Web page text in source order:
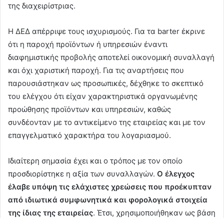
της διαχειρίστριας.
Η ΔΕΔ απέρριψε τους ισχυρισμούς. Για τα barter έκρινε
ότι η παροχή προϊόντων ή υπηρεσιών έναντι
διαφημιστικής προβολής αποτελεί οικονομική συναλλαγή
και όχι χαριστική παροχή. Για τις αναρτήσεις που
παρουσιάστηκαν ως προσωπικές, δέχθηκε το σκεπτικό
του ελέγχου ότι είχαν χαρακτηριστικά οργανωμένης
προώθησης προϊόντων και υπηρεσιών, καθώς
συνδέονταν με το αντικείμενο της εταιρείας και με τον
επαγγελματικό χαρακτήρα του λογαριασμού.
Ιδιαίτερη σημασία έχει και ο τρόπος με τον οποίο
προσδιορίστηκε η αξία των συναλλαγών. Ο έλεγχος
έλαβε υπόψη τις ελάχιστες χρεώσεις που προέκυπταν
από ιδιωτικά συμφωνητικά και φορολογικά στοιχεία
της ίδιας της εταιρείας. Έτσι, χρησιμοποιήθηκαν ως βάση